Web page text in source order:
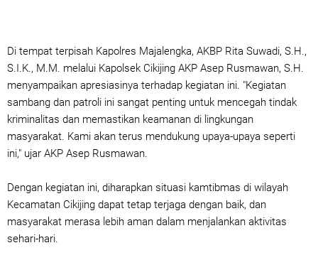
Di tempat terpisah Kapolres Majalengka, AKBP Rita Suwadi, S.H.,
S.I.K., M.M. melalui Kapolsek Cikijing AKP Asep Rusmawan, S.H.
menyampaikan apresiasinya terhadap kegiatan ini. "Kegiatan
sambang dan patroli ini sangat penting untuk mencegah tindak
kriminalitas dan memastikan keamanan di lingkungan
masyarakat. Kami akan terus mendukung upaya-upaya seperti
ini," ujar AKP Asep Rusmawan.
Dengan kegiatan ini, diharapkan situasi kamtibmas di wilayah
Kecamatan Cikijing dapat tetap terjaga dengan baik, dan
masyarakat merasa lebih aman dalam menjalankan aktivitas
sehari-hari.